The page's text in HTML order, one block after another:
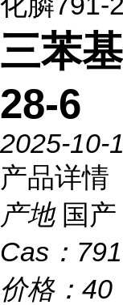
三苯
28-6
2025-10-
产品详情
产地 国产
Cas：
价格： 40